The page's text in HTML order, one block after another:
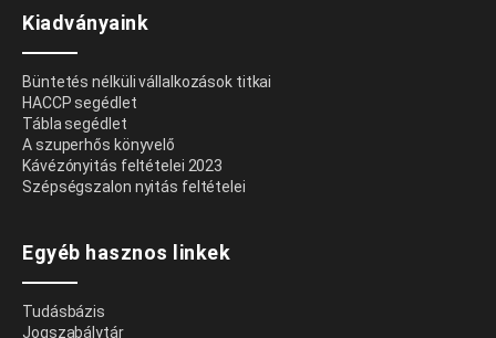
Kiadványaink
Büntetés nélküli vállalkozások titkai
HACCP segédlet
Tábla segédlet
A szuperhős könyvelő
Kávézónyitás feltételei 2023
Szépségszalon nyitás feltételei
Egyéb hasznos linkek
Tudásbázis
Jogszabálytár